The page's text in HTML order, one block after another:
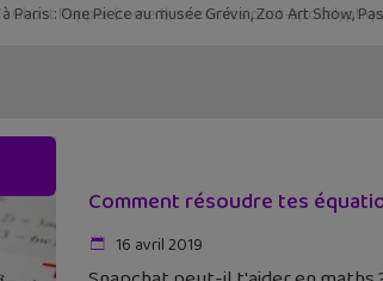
Paris : One Piece au musée Grévin, Zoo Art Show,
Comment résoudre tes
16 avril 2019